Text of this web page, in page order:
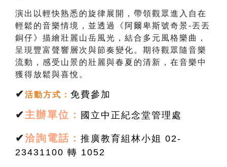
演出以輕快熟悉的旋律展開，帶領觀眾進入自在
輕鬆的音樂情境，並透過《阿爾卑斯號奇景-丟丟
銅仔》描繪壯麗山岳風光，結合多元風格樂曲，
呈現豐富聲響層次與節奏變化。期待觀眾隨音樂
流動，感受山景的壯麗與春夏的清新，在音樂中
獲得放鬆與喜悅。
✔活動方式 ： 免費參加
✔主辦單位： 國立中正紀念堂管理處
✔洽詢電話： 推廣教育組林小姐 02-
23431100 轉 1052